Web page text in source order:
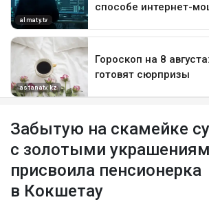
Забытую на скамейке
с золотыми
присвоила пенсионерка
в Кокшетау